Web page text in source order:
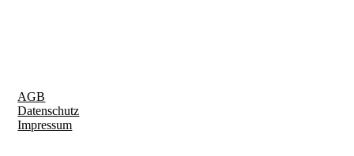
AGB
Datenschutz
Impressum